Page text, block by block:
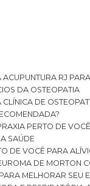
ACUPUNTURA RJ
DA OSTEOPATIA
CLÍNICA DE
PERTO DE VOCÊ
SAÚDE
DE VOCÊ PARA
DE MORTON
MELHORAR SEU